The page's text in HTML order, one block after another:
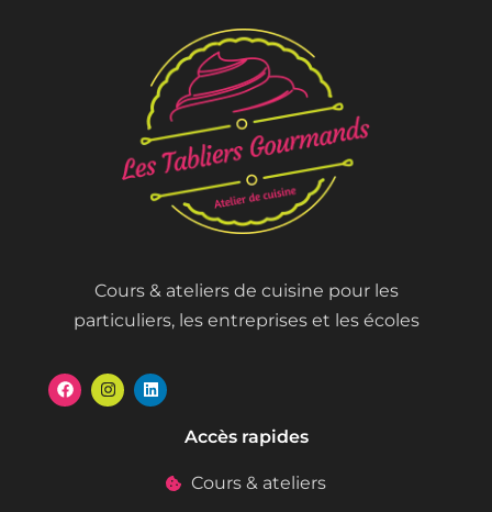
Cours & ateliers de cuisine pour les
particuliers, les entreprises et les écoles
Accès rapides
Cours & ateliers